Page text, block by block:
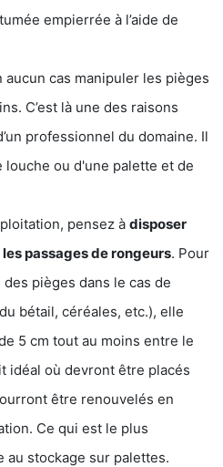
empierrée à l’aide de
aucun cas manipuler les pièges
C’est là une des raisons
professionnel du domaine. Il
louche ou d'une palette et de
pensez à disposer
passages de rongeurs. Pour
pièges dans le cas de
bétail, céréales, etc.), elle
5 cm tout au moins entre le
idéal où devront être placés
être renouvelés en
Ce qui est le plus
au stockage sur palettes.